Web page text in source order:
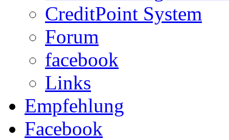
CreditPoint System
Forum
facebook
Links
Empfehlung
Facebook